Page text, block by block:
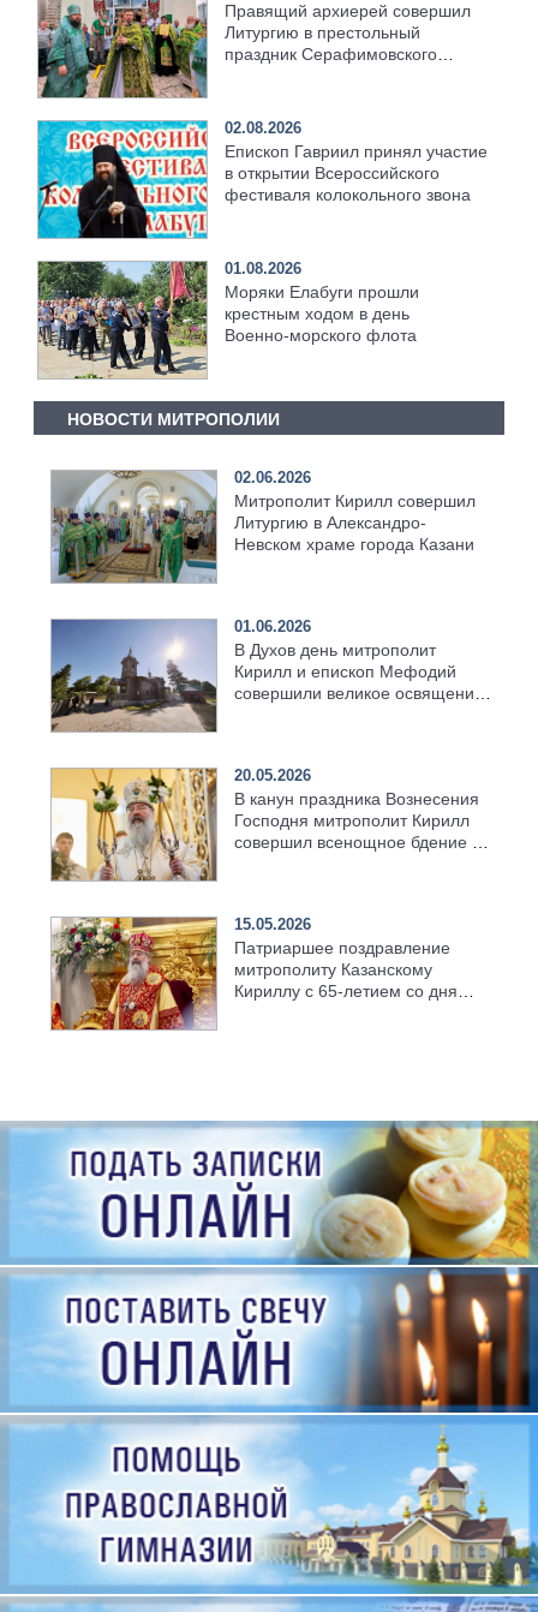
Правящий архиерей совершил
Литургию в престольный
праздник Серафимовского
02.08.2026
Епископ Гавриил принял участие
в открытии Всероссийского
фестиваля колокольного звона
01.08.2026
Моряки Елабуги прошли
крестным ходом в день
Военно‑морского флота
НОВОСТИ МИТРОПОЛИИ
02.06.2026
Митрополит Кирилл совершил
Литургию в Александро-
Невском храме города Казани
01.06.2026
В Духов день митрополит
Кирилл и епископ Мефодий
совершили великое освящение
20.05.2026
В канун праздника Вознесения
Господня митрополит Кирилл
совершил всенощное бдение в
15.05.2026
Патриаршее поздравление
митрополиту Казанскому
Кириллу с 65-летием со дня